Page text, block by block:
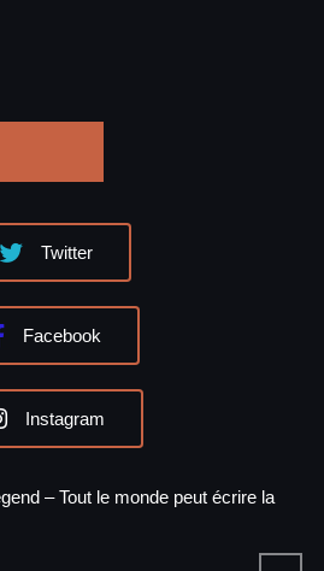
Twitter
Facebook
Instagram
– Tout le monde peut écrire la